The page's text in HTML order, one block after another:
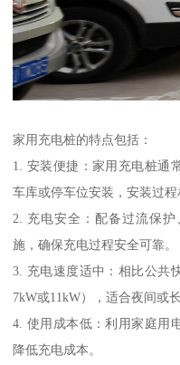
家用充电桩的特点包括：
1. 安装便捷：家用充电桩通
车库或停车位安装，安装过程
2. 充电安全：配备过流保
施，确保充电过程安全可靠。
3. 充电速度适中：相比公共
7kW或11kW），适合夜间或
4. 使用成本低：利用家庭用
降低充电成本。